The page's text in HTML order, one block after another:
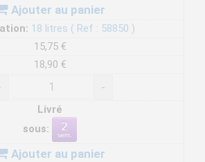
Ajouter au panier
18 litres ( Ref : 58850 )
15,75 €
18,90 €
-
Livré
sous:
Ajouter au panier